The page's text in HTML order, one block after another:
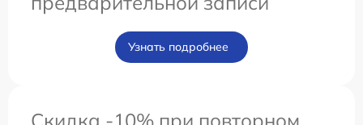
Узнать подробнее
Скидка -10% при повторном